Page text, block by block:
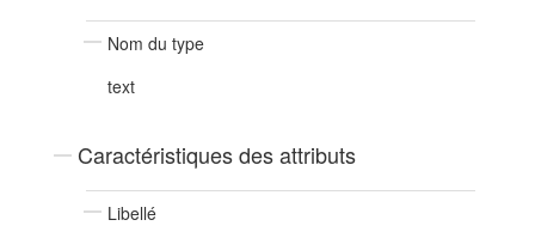
Nom du type
text
Caractéristiques des attributs
Libellé